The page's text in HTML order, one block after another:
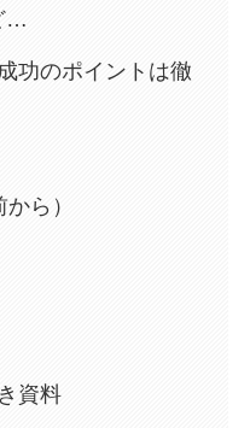
…
功のポイントは徹
ら）
資料